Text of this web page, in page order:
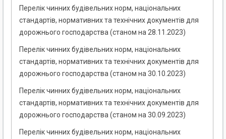
Перелік чинних будівельних норм, національних
стандартів, нормативних та технічних документів для
дорожнього господарства (станом на 28.11.2023)
Перелік чинних будівельних норм, національних
стандартів, нормативних та технічних документів для
дорожнього господарства (станом на 30.10.2023)
Перелік чинних будівельних норм, національних
стандартів, нормативних та технічних документів для
дорожнього господарства (станом на 30.09.2023)
Перелік чинних будівельних норм, національних